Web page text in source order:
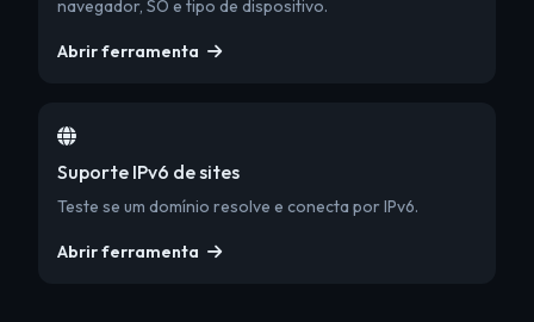
navegador, SO e tipo de dispositivo.
Abrir ferramenta
Suporte IPv6 de sites
Teste se um domínio resolve e conecta por IPv6.
Abrir ferramenta